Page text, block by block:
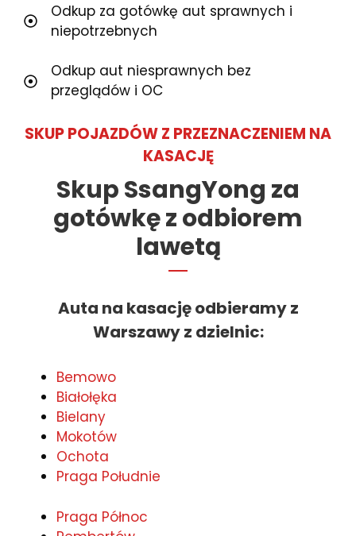
Odkup za gotówkę aut sprawnych i
niepotrzebnych
Odkup aut niesprawnych bez
przeglądów i OC
SKUP POJAZDÓW Z PRZEZNACZENIEM NA
KASACJĘ
Skup SsangYong za
gotówkę z odbiorem
lawetą
Auta na kasację odbieramy z
Warszawy z dzielnic:
Bemowo
Białołęka
Bielany
Mokotów
Ochota
Praga Południe
Praga Północ